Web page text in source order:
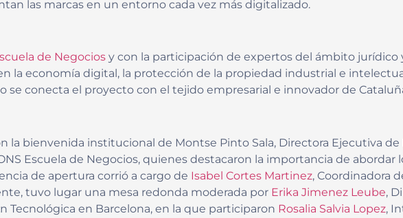
las marcas en un entorno cada vez más digitalizado.
de Negocios y con la participación de expertos del ámbito jurídico
la economía digital, la protección de la propiedad industrial e
se conecta el proyecto con el tejido empresarial e innovador de
la bienvenida institucional de Montse Pinto Sala, Directora Ejecutiva de
Escuela de Negocios, quienes destacaron la importancia de
de apertura corrió a cargo de Isabel Cortes Martinez, Coordinadora
tuvo lugar una mesa redonda moderada por Erika Jimenez Leube,
Tecnológica en Barcelona, en la que participaron Rosalia Salvia Lopez,